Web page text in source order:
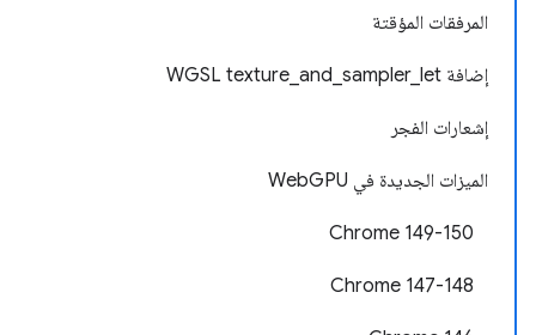
المرفقات المؤقتة
إضافة WGSL texture_and_sampler_let
إشعارات الفجر
الميزات الجديدة في WebGPU
‫Chrome 149-150
Chrome 147-148